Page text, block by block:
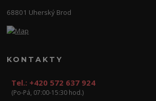
68801 Uherský Brod
KONTAKTY
Tel.: +420 572 637 924
(Po-Pá, 07:00-15:30 hod.)